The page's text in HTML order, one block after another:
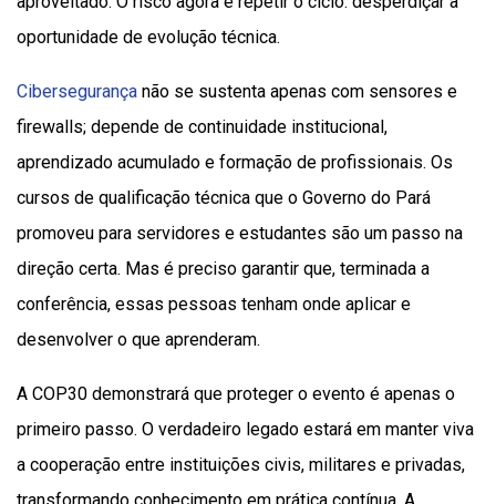
oportunidade de evolução técnica.
Cibersegurança não se sustenta apenas com sensores e
firewalls; depende de continuidade institucional,
aprendizado acumulado e formação de profissionais. Os
cursos de qualificação técnica que o Governo do Pará
promoveu para servidores e estudantes são um passo na
direção certa. Mas é preciso garantir que, terminada a
conferência, essas pessoas tenham onde aplicar e
desenvolver o que aprenderam.
A COP30 demonstrará que proteger o evento é apenas o
primeiro passo. O verdadeiro legado estará em manter viva
a cooperação entre instituições civis, militares e privadas,